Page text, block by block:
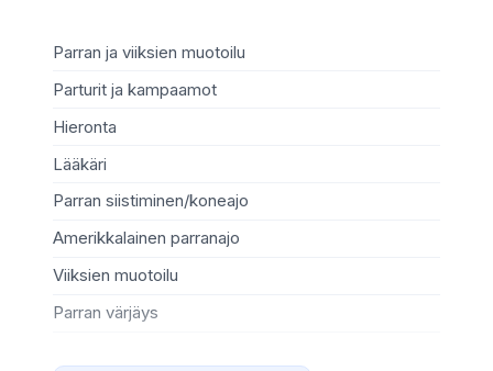
Parran ja viiksien muotoilu
Parturit ja kampaamot
Hieronta
Lääkäri
Parran siistiminen/koneajo
Amerikkalainen parranajo
Viiksien muotoilu
Parran värjäys